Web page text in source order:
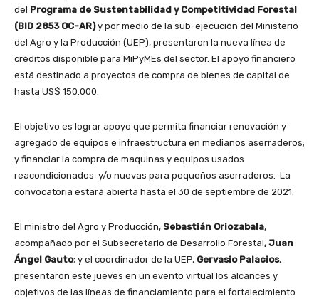
del Programa de Sustentabilidad y Competitividad Forestal
(BID 2853 OC-AR)y por medio de la sub-ejecución del Ministerio
del Agro y la Producción (UEP), presentaron la nueva línea de
créditos disponible para MiPyMEs del sector. El apoyo financiero
está destinado a proyectos de compra de bienes de capital de
hasta US$ 150.000.
El objetivo es lograr apoyo que permita financiar renovación y
agregado de equipos e infraestructura en medianos aserraderos;
y financiar la compra de maquinas y equipos usados
reacondicionados y/o nuevas para pequeños aserraderos. La
convocatoria estará abierta hasta el 30 de septiembre de 2021.
El ministro del Agro y Producción, Sebastián Oriozabala,
acompañado por el Subsecretario de Desarrollo Forestal, Juan
Ángel Gauto; y el coordinador de la UEP, Gervasio Palacios,
presentaron este jueves en un evento virtual los alcances y
objetivos de las líneas de financiamiento para el fortalecimiento